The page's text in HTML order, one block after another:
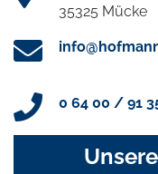
35325 Mücke
0 64 00 / 91